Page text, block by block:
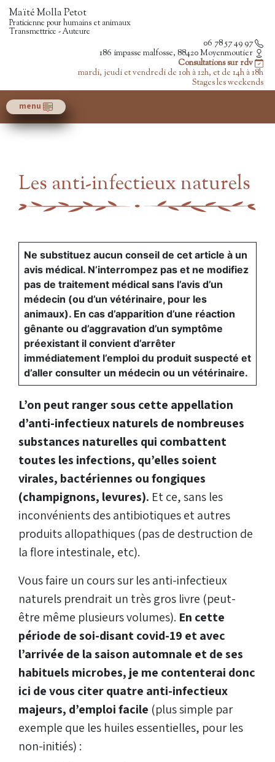
Maïté Molla Petot
Praticienne pour humains et animaux
Transmettrice - Auteure
06 78 57 49 97
186 impasse malfosse, 88420 Moyenmoutier
Consultations sur rdv
mardi, jeudi et vendredi de 10h à 12h, et de 14h à 18h
Stages les weekends
menu
Les anti-infectieux naturels
Ne substituez aucun conseil de cet article à un
avis médical. N’interrompez pas et ne modifiez
pas de traitement médical sans l’avis d’un
médecin (ou d’un vétérinaire, pour les
animaux). En cas d’apparition d’une réaction
gênante ou d’aggravation d’un symptôme
préexistant il convient d’arrêter
immédiatement l’emploi du produit suspecté et
d’aller consulter un médecin ou un vétérinaire.
L’on peut ranger sous cette appellation
d’anti-infectieux naturels de nombreuses
substances naturelles qui combattent
toutes les infections, qu’elles soient
virales, bactériennes ou fongiques
(champignons, levures). Et ce, sans les
inconvénients des antibiotiques et autres
produits allopathiques (pas de destruction de
la flore intestinale, etc).
Vous faire un cours sur les anti-infectieux
naturels prendrait un très gros livre (peut-
être même plusieurs volumes). En cette
période de soi-disant covid-19 et avec
l’arrivée de la saison automnale et de ses
habituels microbes, je me contenterai donc
ici de vous citer quatre anti-infectieux
majeurs, d’emploi facile (plus simple par
exemple que les huiles essentielles, pour les
non-initiés) :